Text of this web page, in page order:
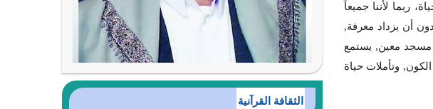
ربما لأننا جميعاً
أن يزداد معرفة,
مسجد معين, يستمع
وتأملات حياة
الثقافة القرآنية